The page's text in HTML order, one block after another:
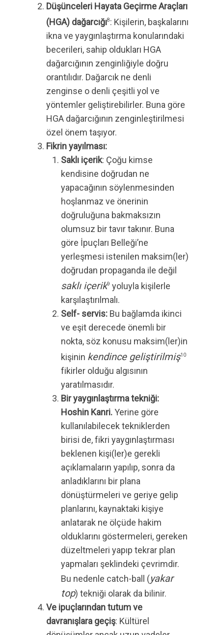
Düşünceleri Hayata Geçirme Araçları
(HGA) dağarcığı8: Kişilerin, başkalarını
ikna ve yaygınlaştırma konularındaki
becerileri, sahip oldukları HGA
dağarcığının zenginliğiyle doğru
orantılıdır. Dağarcık ne denli
zenginse o denli çeşitli yol ve
yöntemler geliştirebilirler. Buna göre
HGA dağarcığının zenginleştirilmesi
özel önem taşıyor.
Fikrin yayılması:
Saklı içerik: Çoğu kimse
kendisine doğrudan ne
yapacağının söylenmesinden
hoşlanmaz ve önerinin
doğruluğuna bakmaksızın
olumsuz bir tavır takınır. Buna
göre İpuçları Belleği’ne
yerleşmesi istenilen maksim(ler)
doğrudan propaganda ile değil
saklı içerik9 yoluyla kişilerle
karşılaştırılmalı.
Self- servis: Bu bağlamda ikinci
ve eşit derecede önemli bir
nokta, söz konusu maksim(ler)in
kişinin kendince geliştirilmiş10
fikirler olduğu algısının
yaratılmasıdır.
Bir yaygınlaştırma tekniği:
Hoshin Kanri.Yerine göre
kullanılabilecek tekniklerden
birisi de, fikri yaygınlaştırması
beklenen kişi(ler)e gerekli
açıklamaların yapılıp, sonra da
anladıklarını bir plana
dönüştürmeleri ve geriye gelip
planlarını, kaynaktaki kişiye
anlatarak ne ölçüde hakim
olduklarını göstermeleri, gereken
düzeltmeleri yapıp tekrar plan
yapmaları şeklindeki çevrimdir.
Bu nedenle catch-ball (yakar
top) tekniği olarak da bilinir.
Ve ipuçlarından tutum ve
davranışlara geçiş: Kültürel